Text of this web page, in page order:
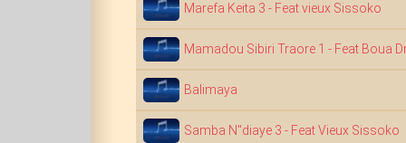
Marefa Keita 3 - Feat vieux Sissoko
Mamadou Sibiri Traore 1 - Feat Boua
Balimaya
Samba N"diaye 3 - Feat Vieux Sissoko